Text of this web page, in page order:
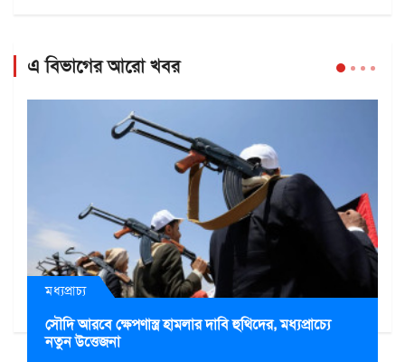
এ বিভাগের আরো খবর
মধ্যপ্রাচ্য
সৌদি আরবে ক্ষেপণাস্ত্র হামলার দাবি হুথিদের, মধ্যপ্রাচ্যে
নতুন উত্তেজনা